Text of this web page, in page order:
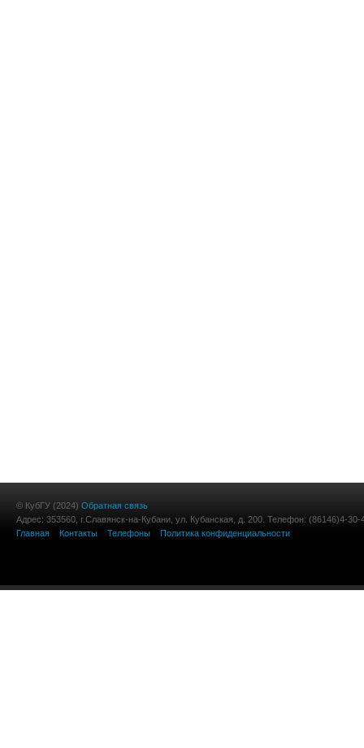
© КубГУ (2024) Обратная связь
Адрес: 353560, г.Славянск-на-Кубани, ул. Кубанская, д. 200. Телефон: (86146)4-30-
Главная
Контакты Телефоны Политика конфиденциальности